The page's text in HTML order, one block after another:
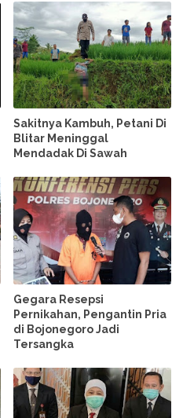
Sakitnya Kambuh, Petani Di
Blitar Meninggal
Mendadak Di Sawah
Gegara Resepsi
Pernikahan, Pengantin Pria
di Bojonegoro Jadi
Tersangka